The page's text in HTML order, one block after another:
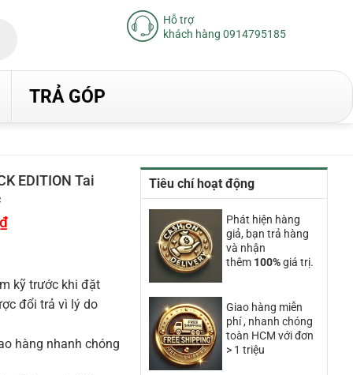
Hỗ trợ
khách hàng 0914795185
TRẢ GÓP
Tiêu chí hoạt động
Phát hiện hàng
giả, bạn trả hàng
và nhận
thêm 100%giá trị.
Giao hàng miễn
phí , nhanh chóng
toàn HCM với đơn
> 1 triệu
EDITION Tai
₫Giá
kỹ trước khi đặt
đổi trả vì lý do
hàng nhanh chóng